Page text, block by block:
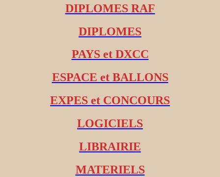
DIPLOMES RAF
DIPLOMES
PAYS et DXCC
ESPACE et BALLONS
EXPES et CONCOURS
LOGICIELS
LIBRAIRIE
MATERIELS